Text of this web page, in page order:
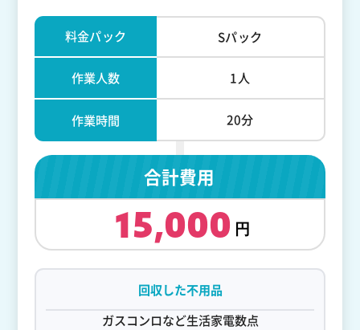
料金パック Sパック
作業人数 1人
作業時間 20分
合計費用
15,000
回収した不用品
ガスコンロなど生活家電数点